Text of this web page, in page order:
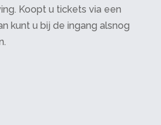
Koopt u tickets via een
kunt u bij de ingang alsnog